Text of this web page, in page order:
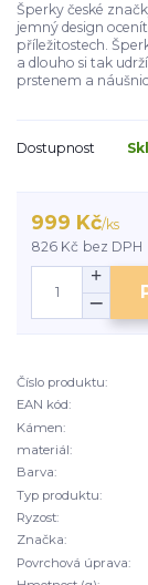
Šperky české
jemný design
příležitostech.
a dlouho si tak
prstenem a
Dostupnost
999 Kč/ks
826 Kč bez DPH
Číslo produktu:
EAN kód:
Kámen:
materiál:
Barva:
Typ produktu:
Ryzost:
Značka:
Povrchová úprava: